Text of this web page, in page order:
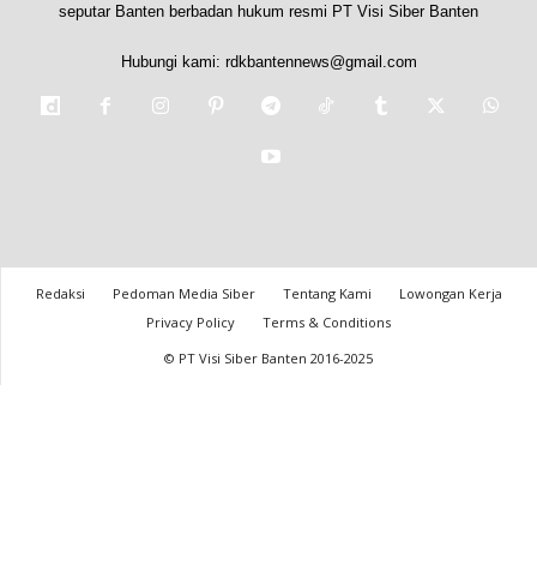
seputar Banten berbadan hukum resmi PT Visi Siber Banten
Hubungi kami: rdkbantennews@gmail.com
Redaksi Pedoman Media Siber Tentang Kami
Lowongan Kerja
Privacy Policy
Terms & Conditions
© PT Visi Siber Banten 2016-2025